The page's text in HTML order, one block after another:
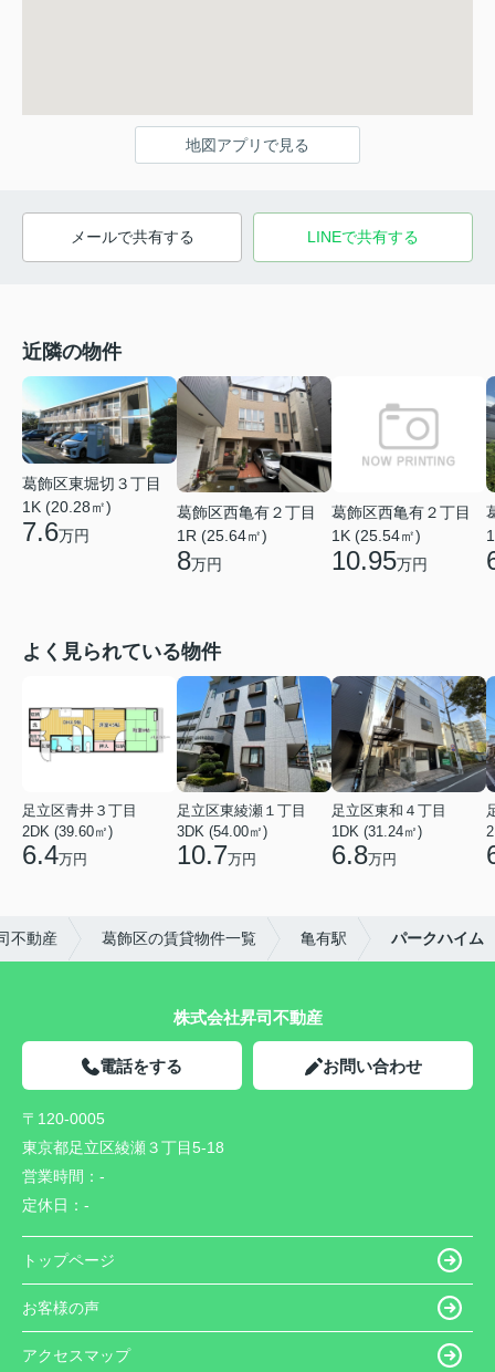
地図アプリで見る
メールで共有する LINEで共有する
近隣の物件
葛飾区東堀切３丁目
1K (20.28㎡)
7.6万円
葛飾区西亀有２丁目
1R (25.64㎡)
8万円
葛飾区西亀有２丁目
1K (25.54㎡)
10.95万円
よく見られている物件
足立区青井３丁目
2DK (39.60㎡)
6.4万円
足立区東綾瀬１丁目
3DK (54.00㎡)
10.7万円
足立区東和４丁目
1DK (31.24㎡)
6.8万円
不動産 葛飾区の賃貸物件一覧 亀有駅 パークハイム
株式会社昇司不動産
電話をする お問い合わせ
〒120-0005
東京都足立区綾瀬３丁目5-18
営業時間： -
定休日： -
トップページ
お客様の声
アクセスマップ